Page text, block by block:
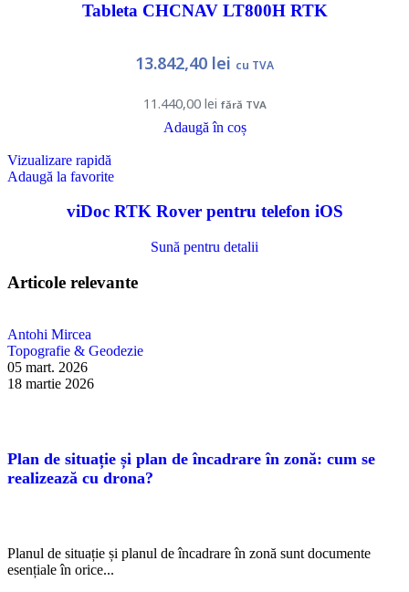
Tableta CHCNAV LT800H RTK
11.440,00 lei fără TVA
13.842,40 lei cu TVA
Adaugă în coș
Vizualizare rapidă
Adaugă la favorite
viDoc RTK Rover pentru telefon iOS
Sună pentru detalii
Articole relevante
Antohi Mircea
Topografie & Geodezie
05 mart. 2026
18 martie 2026
Plan de situație și plan de încadrare în zonă: cum se
realizează cu drona?
Planul de situație și planul de încadrare în zonă sunt documente
esențiale în orice...